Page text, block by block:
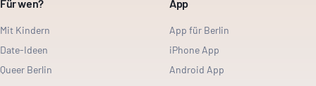
Für wen?
Mit Kindern
Date-Ideen
Queer Berlin
App
App für Berlin
iPhone App
Android App